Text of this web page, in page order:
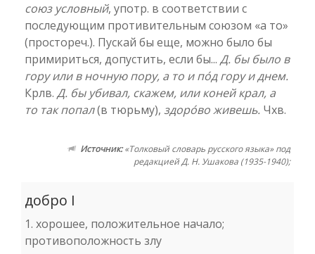
союз условный, употр. в соответствии с
последующим противительным союзом «а то»
(простореч.). Пускай бы еще, можно было бы
примириться, допустить, если бы... Д. бы было в
гору или в ночную пору, а то и по́д гору и днем.
Крлв. Д. бы убивал, скажем, или коней крал, а
то так попал(в тюрьму), здоро́во живешь. Чхв.
Источник:«Толковый словарь русского языка» под
редакцией Д. Н. Ушакова (1935-1940);
добро I
1. хорошее, положительное начало;
противоположность злу